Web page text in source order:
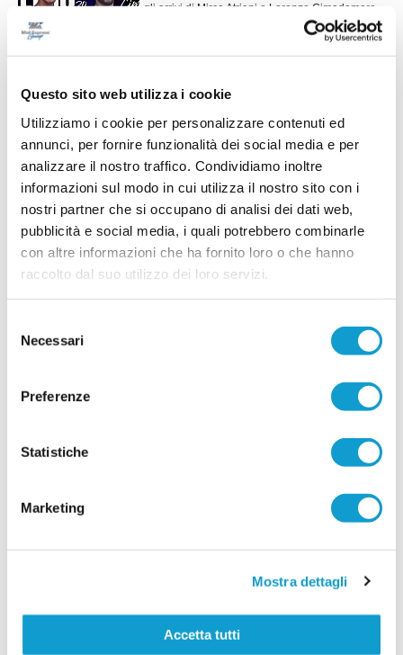
Questo sito web utilizza i cookie
Utilizziamo i cookie per personalizzare contenuti ed
annunci, per fornire funzionalità dei social media e per
analizzare il nostro traffico. Condividiamo inoltre
informazioni sul modo in cui utilizza il nostro sito con i
nostri partner che si occupano di analisi dei dati web,
pubblicità e social media, i quali potrebbero combinarle
con altre informazioni che ha fornito loro o che hanno
raccolto dal suo utilizzo dei loro servizi.
delNecessari
Preferenze
Statistiche
Marketing
Mostra dettagli
Accetta tutti
gli arrivi di Mirco Atriani e Lorenzo Cimadamore,
"Ripartiamo con idee chiare"
Ripartire da zero, puntando sui giovani del
questa la missione di Alessandro Cannoni, nuovo
direttore sportivo del Porto Sant'Elpidio, chiamato
a costruire la squadra che affronterà il prossimo
campionato di Promo ...leggi
20/07/2026
PIANE MG. Altri due rinforzi e sfilza di
riconferme
annunciati nei giorni scorsi, la società ha
Vai all'edizione provinciale